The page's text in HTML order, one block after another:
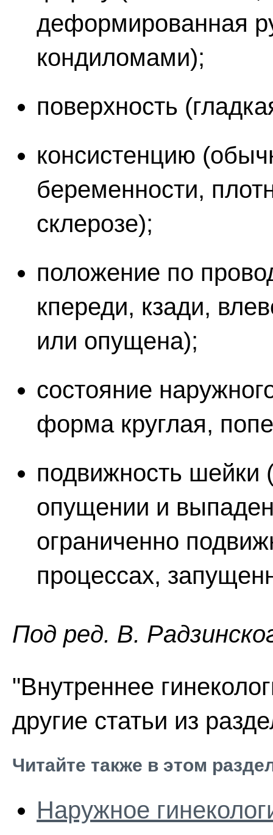
деформированная
кондиломами);
поверхность
консистенцию
беременности,
склерозе);
положение по
кпереди, кзади,
или опущена);
состояние
форма круглая,
подвижность шейки
опущении и
ограниченно
процессах,
Пoд peд. В.
"Внутреннее
другие статьи из
Читайте также в этом
Наружное